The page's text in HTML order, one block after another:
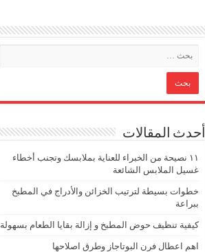
أحدث المقالات
١١ نصيحة من الخبراء للعناية بملابسك وتجنب أخطاء
غسيل الملابس الشائعة
خطوات بسيطة لترتيب الخزائن والأدراج في المطبخ
ببراعة
كيفية تنظيف حوض المطبخ و إزالة بقايا الطعام بسهولة
اهم اعطال فرن البوتاجاز وطرق اصلاحها